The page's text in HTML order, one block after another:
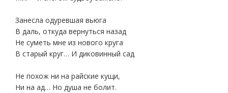
Занесла одуревшая вьюга
В даль, откуда вернуться назад
Не суметь мне из нового круга
В старый круг… И диковинный сад
Не похож ни на райские кущи,
Ни на ад… Но душа не болит.